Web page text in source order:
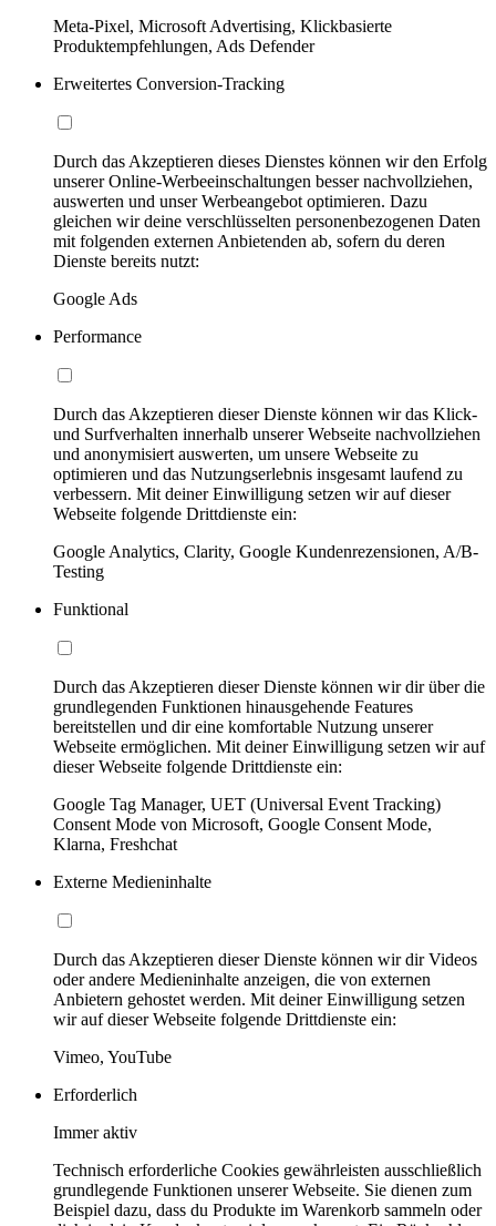
Meta-Pixel, Microsoft Advertising, Klickbasierte
Produktempfehlungen, Ads Defender
Erweitertes Conversion-Tracking
Durch das Akzeptieren dieses Dienstes können wir den Erfolg
unserer Online-Werbeeinschaltungen besser nachvollziehen,
auswerten und unser Werbeangebot optimieren. Dazu
gleichen wir deine verschlüsselten personenbezogenen Daten
mit folgenden externen Anbietenden ab, sofern du deren
Dienste bereits nutzt:
Google Ads
Performance
Durch das Akzeptieren dieser Dienste können wir das Klick-
und Surfverhalten innerhalb unserer Webseite nachvollziehen
und anonymisiert auswerten, um unsere Webseite zu
optimieren und das Nutzungserlebnis insgesamt laufend zu
verbessern. Mit deiner Einwilligung setzen wir auf dieser
Webseite folgende Drittdienste ein:
Google Analytics, Clarity, Google Kundenrezensionen, A/B-
Testing
Funktional
Durch das Akzeptieren dieser Dienste können wir dir über die
grundlegenden Funktionen hinausgehende Features
bereitstellen und dir eine komfortable Nutzung unserer
Webseite ermöglichen. Mit deiner Einwilligung setzen wir auf
dieser Webseite folgende Drittdienste ein:
Google Tag Manager, UET (Universal Event Tracking)
Consent Mode von Microsoft, Google Consent Mode,
Klarna, Freshchat
Externe Medieninhalte
Durch das Akzeptieren dieser Dienste können wir dir Videos
oder andere Medieninhalte anzeigen, die von externen
Anbietern gehostet werden. Mit deiner Einwilligung setzen
wir auf dieser Webseite folgende Drittdienste ein:
Vimeo, YouTube
Erforderlich
Immer aktiv
Technisch erforderliche Cookies gewährleisten ausschließlich
grundlegende Funktionen unserer Webseite. Sie dienen zum
Beispiel dazu, dass du Produkte im Warenkorb sammeln oder